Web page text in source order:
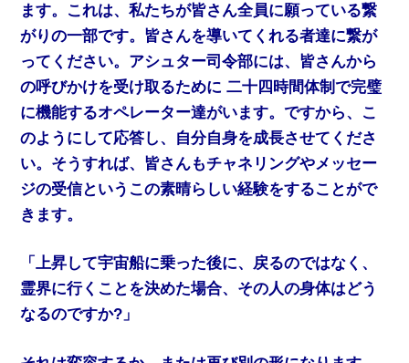
ます。これは、私たちが皆さん全員に願っている繋
がりの一部です。皆さんを導いてくれる者達に繋が
ってください。アシュター司令部には、皆さんから
の呼びかけを受け取るために 二十四時間体制で完璧
に機能するオペレーター達がいます。ですから、こ
のようにして応答し、自分自身を成長させてくださ
い。そうすれば、皆さんもチャネリングやメッセー
ジの受信というこの素晴らしい経験をすることがで
きます。
「上昇して宇宙船に乗った後に、戻るのではなく、
霊界に行くことを決めた場合、その人の身体はどう
なるのですか?」